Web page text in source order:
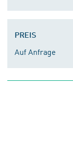
PREIS
Auf Anfrage